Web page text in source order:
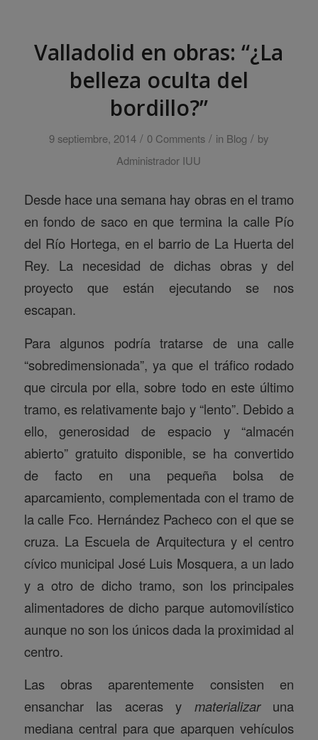
Valladolid en obras: “¿La
belleza oculta del
bordillo?”
9 septiembre, 2014 / 0 Comments / in Blog / by
Administrador IUU
Desde hace una semana hay obras en el tramo
en fondo de saco en que termina la calle Pío
del Río Hortega, en el barrio de La Huerta del
Rey. La necesidad de dichas obras y del
proyecto que están ejecutando se nos
escapan.
Para algunos podría tratarse de una calle
“sobredimensionada”, ya que el tráfico rodado
que circula por ella, sobre todo en este último
tramo, es relativamente bajo y “lento”. Debido a
ello, generosidad de espacio y “almacén
abierto” gratuito disponible, se ha convertido
de facto en una pequeña bolsa de
aparcamiento, complementada con el tramo de
la calle Fco. Hernández Pacheco con el que se
cruza. La Escuela de Arquitectura y el centro
cívico municipal José Luis Mosquera, a un lado
y a otro de dicho tramo, son los principales
alimentadores de dicho parque automovilístico
aunque no son los únicos dada la proximidad al
centro.
Las obras aparentemente consisten en
ensanchar las aceras y materializaruna
mediana central para que aparquen vehículos